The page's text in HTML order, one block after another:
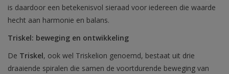
is daardoor een betekenisvol sieraad voor iedereen die waarde
hecht aan harmonie en balans.
Triskel: beweging en ontwikkeling
De Triskel, ook wel Triskelion genoemd, bestaat uit drie
draaiende spiralen die samen de voortdurende beweging van